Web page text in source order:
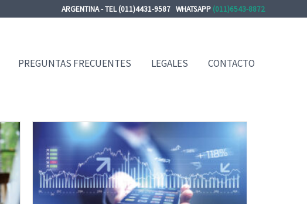
ARGENTINA - TEL (011)4431-9587 WHATSAPP (011)6543-8872
PREGUNTAS FRECUENTES LEGALES CONTACTO